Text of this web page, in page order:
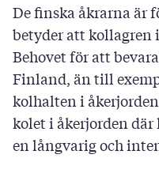
De finska åkrarna är
betyder att kollagren
Behovet för att
Finland, än till
kolhalten i
kolet i åkerjorden
en långvarig och